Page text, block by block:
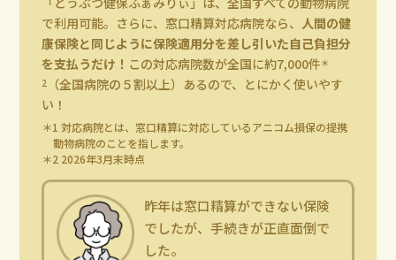
で利用可能。さらに、窓口精算対応病院なら、 人間の健
康保険と同じように保険適用分を差し引いた自己負担分
を支払うだけ！ この対応病院数が全国に約7,000件＊
2（全国病院の５割以上）あるので、とにかく使いやす
い！
＊1 対応病院とは、窓口精算に対応しているアニコム損保の提携
動物病院のことを指します。
＊2 2026年3月末時点
昨年は窓口精算ができない保険
でしたが、手続きが正直面倒で
した。